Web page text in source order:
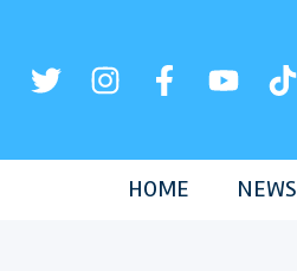
contenuto
HOME NEWS